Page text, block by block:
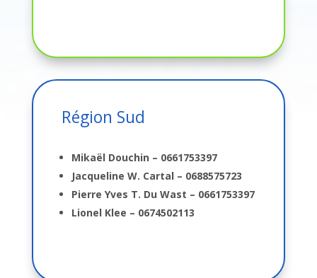
Région Sud
Mikaël Douchin – 0661753397
Jacqueline W. Cartal – 0688575723
Pierre Yves T. Du Wast – 0661753397
Lionel Klee – 0674502113